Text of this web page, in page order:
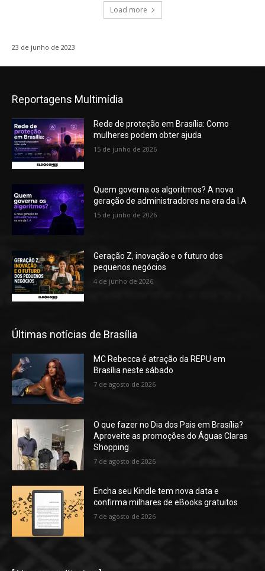
Load more
23 de junho de 2023
Reportagens Multimídia
Rede de proteção em Brasília: Como
mulheres podem obter ajuda
15 de junho de 2026
Quem governa os algoritmos? A nova
geração de administradores na era da I.A
15 de junho de 2026
Geração Z, inovação e o futuro dos
pequenos negócios
4 de junho de 2026
Últimas notícias de Brasília
MC Rebecca é atração da REPU em
Brasília neste sábado
7 de agosto de 2026
O que fazer no Dia dos Pais em Brasília?
Aproveite as promoções do Águas Claras
Shopping
7 de agosto de 2026
Encha seu Kindle tem nova data e
confirma milhares de eBooks gratuitos
7 de agosto de 2026